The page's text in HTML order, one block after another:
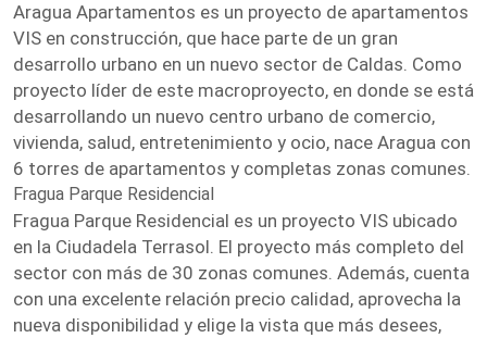
Aragua Apartamentos es un proyecto de apartamentos
VIS en construcción, que hace parte de un gran
desarrollo urbano en un nuevo sector de Caldas. Como
proyecto líder de este macroproyecto, en donde se está
desarrollando un nuevo centro urbano de comercio,
vivienda, salud, entretenimiento y ocio, nace Aragua con
6 torres de apartamentos y completas zonas comunes.
Fragua Parque Residencial
Fragua Parque Residencial es un proyecto VIS ubicado
en la Ciudadela Terrasol. El proyecto más completo del
sector con más de 30 zonas comunes. Además, cuenta
con una excelente relación precio calidad, aprovecha la
nueva disponibilidad y elige la vista que más desees,